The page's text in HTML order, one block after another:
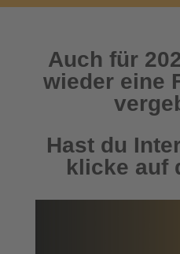
Auch für
wieder eine
Hast du
klicke auf